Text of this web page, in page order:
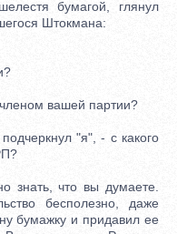
бумагой, глянул
Штокмана:
вашей партии?
"я", - с какого
что вы думаете.
бесполезно, даже
бумажку и придавил ее